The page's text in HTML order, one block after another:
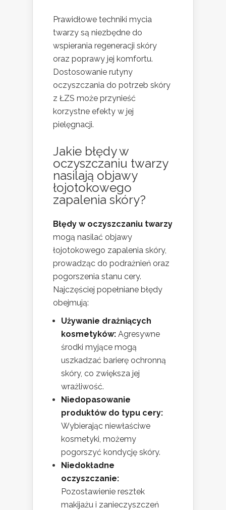
Prawidłowe techniki mycia
twarzy są niezbędne do
wspierania regeneracji skóry
oraz poprawy jej komfortu.
Dostosowanie rutyny
oczyszczania do potrzeb skóry
z ŁZS może przynieść
korzystne efekty w jej
pielęgnacji.
Jakie błędy w
oczyszczaniu twarzy
nasilają objawy
łojotokowego
zapalenia skóry?
Błędy w oczyszczaniu twarzy
mogą nasilać objawy
łojotokowego zapalenia skóry,
prowadząc do podrażnień oraz
pogorszenia stanu cery.
Najczęściej popełniane błędy
obejmują:
Używanie drażniących
kosmetyków: Agresywne
środki myjące mogą
uszkadzać barierę ochronną
skóry, co zwiększa jej
wrażliwość.
Niedopasowanie
produktów do typu cery:
Wybierając niewłaściwe
kosmetyki, możemy
pogorszyć kondycję skóry.
Niedokładne
oczyszczanie:
Pozostawienie resztek
makijażu i zanieczyszczeń